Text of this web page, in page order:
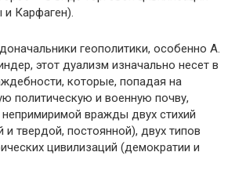
Карфаген).
геополитики, особенно А.
этот дуализм изначально несет в
которые, попадая на
политическую и военную почву,
вражды двух стихий
и твердой, постоянной), двух типов
цивилизаций (демократии и